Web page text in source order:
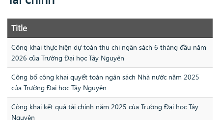
Title
Công khai thực hiện dự toán thu chi ngân sách 6 tháng đầu năm
2026 của Trường Đại học Tây Nguyên
Công bố công khai quyết toán ngân sách Nhà nước năm 2025
của Trường Đại học Tây Nguyên
Công khai kết quả tài chính năm 2025 của Trường Đại học Tây
Nguyên